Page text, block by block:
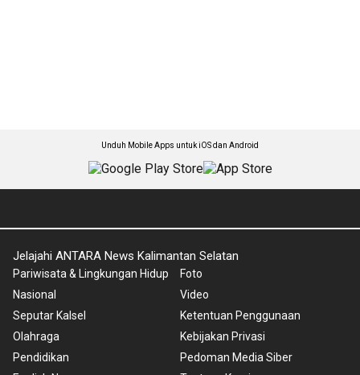
Unduh Mobile Apps untuk iOS dan Android
Jelajahi ANTARA News Kalimantan Selatan
Pariwisata & Lingkungan Hidup
Nasional
Seputar Kalsel
Olahraga
Pendidikan
Foto
Video
Ketentuan Penggunaan
Kebijakan Privasi
Pedoman Media Siber